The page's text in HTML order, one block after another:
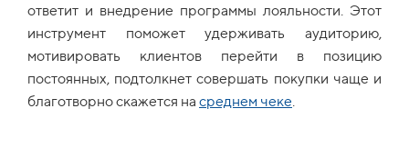
ответит и внедрение программы лояльности. Этот
инструмент поможет удерживать аудиторию,
мотивировать клиентов перейти в позицию
постоянных, подтолкнет совершать покупки чаще и
благотворно скажется на среднем чеке